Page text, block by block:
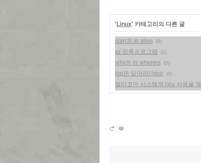
'Linux' 카테고리의 다른 글
vlan과 ip alias (0)
xz 압축프로그램 (2)
which 와 whereis (0)
top은 잊어라! htop (0)
멀티코어 시스템의 cpu 사용율 체